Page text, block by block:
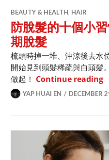
BEAUTY & HEALTH, HAIR
防脫髮的十個小
期脫髮
梳頭時掉一堆、沖涼後去水
開始見到頭髮稀疏與白頭髮
做起！ Continue reading
YAP HUAI EN DECEMBER